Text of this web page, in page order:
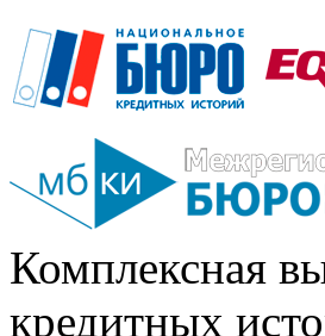
Комплексная
кредитных